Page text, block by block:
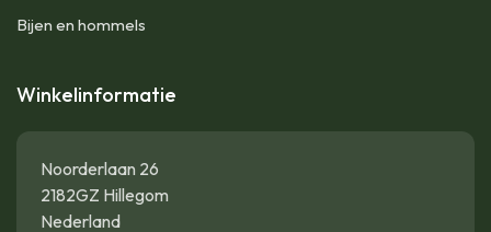
Bijen en hommels
Winkelinformatie
Noorderlaan 26
2182GZ Hillegom
Nederland